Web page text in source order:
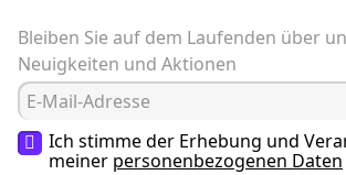
Bleiben Sie auf dem Laufenden über
Neuigkeiten und Aktionen
Ich stimme der Erhebung und
meiner personenbezogenen Daten